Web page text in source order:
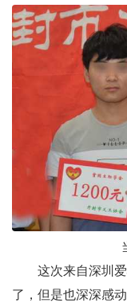
这次来自深圳爱
了，但是也深深感